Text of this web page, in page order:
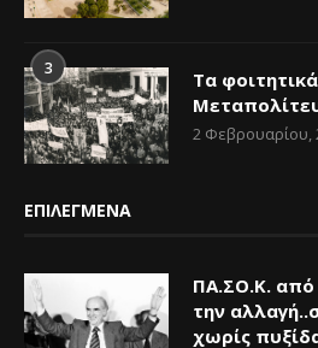
3
Τα
2 Φεβρουαρίου,
ΕΠΙΛΕΓΜΕΝΑ
ΠΑ.ΣΟ.Κ. από
την
χωρίς